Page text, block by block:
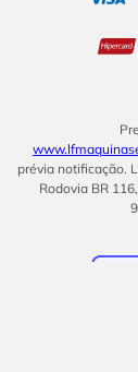
prévia notificação.
Rodovia BR